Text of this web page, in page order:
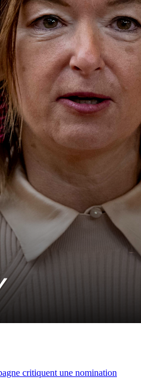
critiquent une nomination